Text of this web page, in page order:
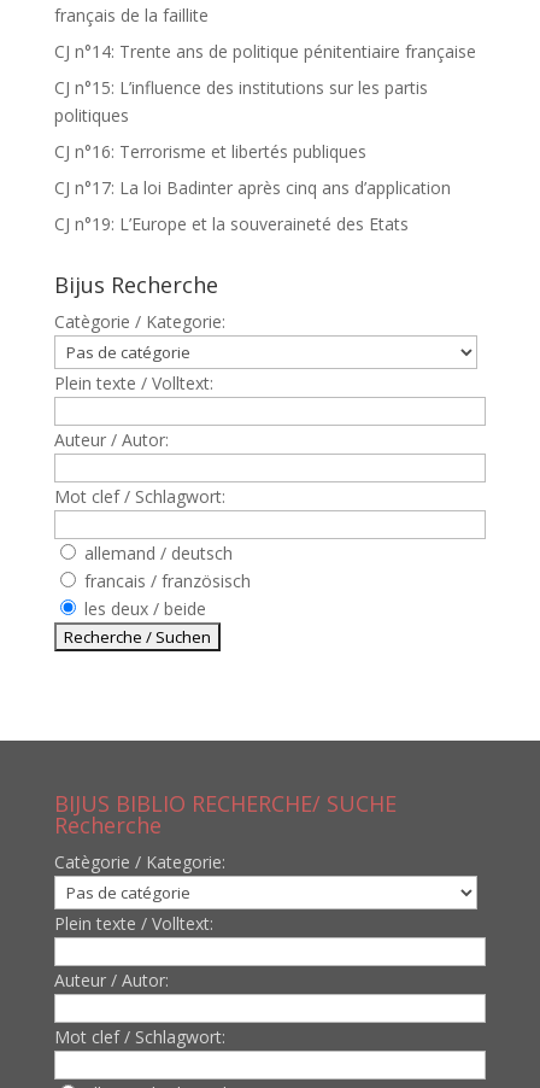
français de la faillite
CJ n°14: Trente ans de politique pénitentiaire française
CJ n°15: L’influence des institutions sur les partis
politiques
CJ n°16: Terrorisme et libertés publiques
CJ n°17: La loi Badinter après cinq ans d’application
CJ n°19: L’Europe et la souveraineté des Etats
Bijus Recherche
Catègorie / Kategorie:
Plein texte / Volltext:
Auteur / Autor:
Mot clef / Schlagwort:
allemand / deutsch
francais / französisch
les deux / beide
BIJUS BIBLIO RECHERCHE/ SUCHE
Recherche
Catègorie / Kategorie:
Plein texte / Volltext:
Auteur / Autor:
Mot clef / Schlagwort: